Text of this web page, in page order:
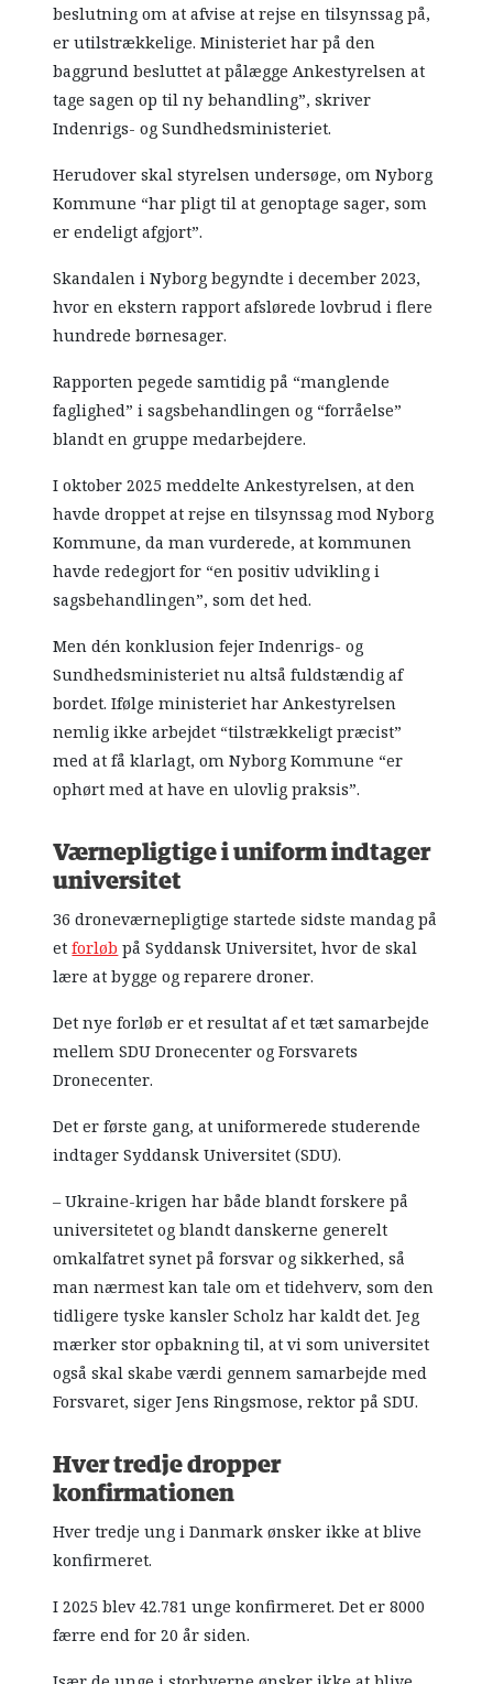
beslutning om at afvise at rejse en tilsynssag på,
er utilstrækkelige. Ministeriet har på den
baggrund besluttet at pålægge Ankestyrelsen at
tage sagen op til ny behandling”, skriver
Indenrigs- og Sundhedsministeriet.
Herudover skal styrelsen undersøge, om Nyborg
Kommune “har pligt til at genoptage sager, som
er endeligt afgjort”.
Skandalen i Nyborg begyndte i december 2023,
hvor en ekstern rapport afslørede lovbrud i flere
hundrede børnesager.
Rapporten pegede samtidig på “manglende
faglighed” i sagsbehandlingen og “forråelse”
blandt en gruppe medarbejdere.
I oktober 2025 meddelte Ankestyrelsen, at den
havde droppet at rejse en tilsynssag mod Nyborg
Kommune, da man vurderede, at kommunen
havde redegjort for “en positiv udvikling i
sagsbehandlingen”, som det hed.
Men dén konklusion fejer Indenrigs- og
Sundhedsministeriet nu altså fuldstændig af
bordet. Ifølge ministeriet har Ankestyrelsen
nemlig ikke arbejdet “tilstrækkeligt præcist”
med at få klarlagt, om Nyborg Kommune “er
ophørt med at have en ulovlig praksis”.
Værnepligtige i uniform indtager
universitet
36 droneværnepligtige startede sidste mandag på
etforløb på Syddansk Universitet, hvor de skal
lære at bygge og reparere droner.
Det nye forløb er et resultat af et tæt samarbejde
mellem SDU Dronecenter og Forsvarets
Dronecenter.
Det er første gang, at uniformerede studerende
indtager Syddansk Universitet (SDU).
– Ukraine-krigen har både blandt forskere på
universitetet og blandt danskerne generelt
omkalfatret synet på forsvar og sikkerhed, så
man nærmest kan tale om et tidehverv, som den
tidligere tyske kansler Scholz har kaldt det. Jeg
mærker stor opbakning til, at vi som universitet
også skal skabe værdi gennem samarbejde med
Forsvaret, siger Jens Ringsmose, rektor på SDU.
Hver tredje dropper
konfirmationen
Hver tredje ung i Danmark ønsker ikke at blive
konfirmeret.
I 2025 blev 42.781 unge konfirmeret. Det er 8000
færre end for 20 år siden.